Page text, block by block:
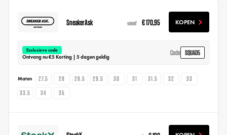
SneakerAsk vanaf € 170,95 KOPEN
Exclusieve code
Ontvang nu €5 Korting | 5 dagen geldig
Code SQUAD5
Maten 27.5 28 28.5 29.5 30 31 31.5 32
33
33.5
34 35